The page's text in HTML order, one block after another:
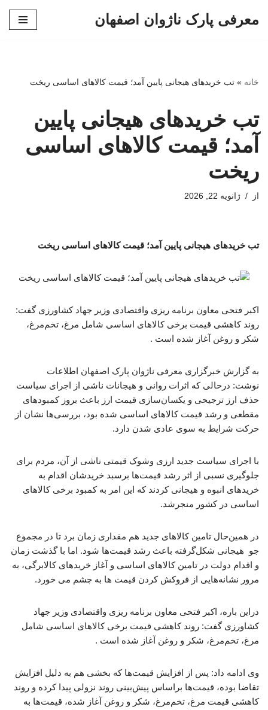
معرفی پارک ناژوان اصفهان
خانه » تب خریدهای هیجانی پایین آمد؛ قیمت کالاهای اساسی ریخت
تب خریدهای هیجانی پایین
آمد؛ قیمت کالاهای اساسی
ریخت
از ژانویه 22, 2026
تب خریدهای هیجانی پایین آمد؛ قیمت کالاهای اساسی ریخت
اکبر فتحی معاون برنامه ریزی واقتصادی وزیر جهاد کشاورزی گفت:
روند کاهشی قیمت برخی کالاهای اساسی شامل مرغ، تخم‌مرغ،
شکر و روغن آغاز شده است .
به گزارش خبرگزاری معرفی ناژوان پارک اصفهان اطلاعات
نوشت: درحالی که اثرات روانی و هیجانات ناشی از اجرای سیاست
حذف ارز ترجیحی و یکسان‌سازی قیمت ارز باعث بروز کمبودهای
مقطعی و رشد قیمت کالاهای اساسی شده بود، بررسی‌ها نشان از
حرکت شرایط به سوی عادی شدن دارد.
با اجرای سیاست جدید ارزی وشوک قیمتی ناشی از آن، مردم برای
جلوگیری نسبی از اثر رشد قیمت‌ها برسبد خریدشان اقدام به
خریدهای انبوه و هیجانی کردند که این امر به کمبود برخی کالاهای
اساسی در کشور منجرشد.
در همین‌حال تامین کالاهای جدید هم مقداری زمان برد تا در مجموع
جو هیجانی شکل‌گرفته باعث رشد قیمت‌ها شود. اما با گذشت زمان
و اقدام دولت در تامین کالاهای اساسی و آغاز خریدهای کالابرگی، به
مرور نشانه‌هایی از فروکش کردن قیمت ها به چشم می خورد.
دراین باره، اکبر فتحی معاون برنامه ریزی واقتصادی وزیر جهاد
کشاورزی گفت: روند کاهشی قیمت برخی کالاهای اساسی شامل
مرغ، تخم‌مرغ، شکر و روغن آغاز شده است .
وی ادامه داد: پس از افزایش قیمت‌ها که بخشی هم به دلیل افزایش
تقاضا بوده، قیمت‌ها براساس پیش‌بینی روند نزولی پیدا کرده و روند
کاهشی قیمت مرغ، تخم‌مرغ، شکر و روغن آغاز شده، قیمت‌ها به